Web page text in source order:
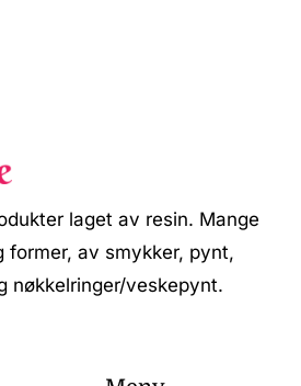
laget av resin. Mange
former, av smykker, pynt,
nøkkelringer/veskepynt.